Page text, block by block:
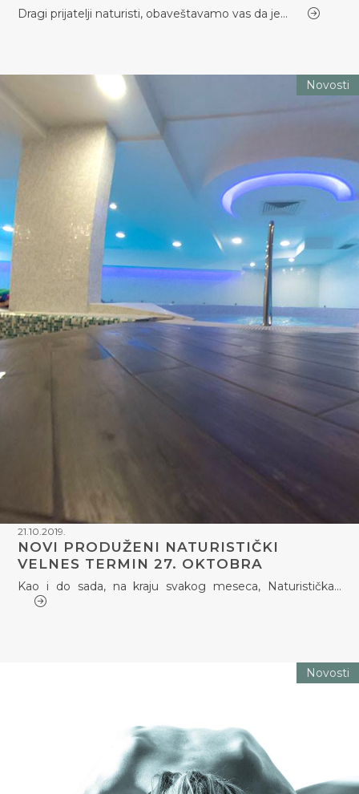
Dragi prijatelji naturisti, obaveštavamo vas da je…
Novosti
21.10.2019.
NOVI PRODUŽENI NATURISTIČKI
VELNES TERMIN 27. OKTOBRA
Kao i do sada, na kraju svakog meseca, Naturistička…
Novosti